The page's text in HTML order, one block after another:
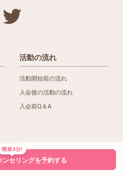
活動の流れ
活動開始前の流れ
入会後の活動の流れ
入会前Q＆A
簡単3分!
ンセリングを予約する